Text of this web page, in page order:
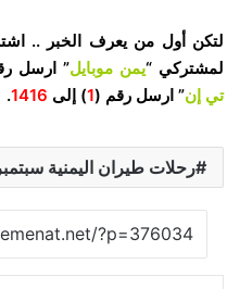
لتكن أول من يعرف الخبر ..
لمشتركي “يمن موبايل” ارسل
تي إن” ارسل رقم (1) إلى .
رحلات طيران اليمنية سبتمبر2020